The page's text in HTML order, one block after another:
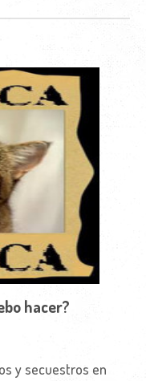
hacer?
y secuestros en